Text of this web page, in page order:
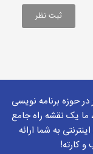
در حوزه برنامه نویسی
ما یک نقشه راه جامع
به شما ارائه
کارته!